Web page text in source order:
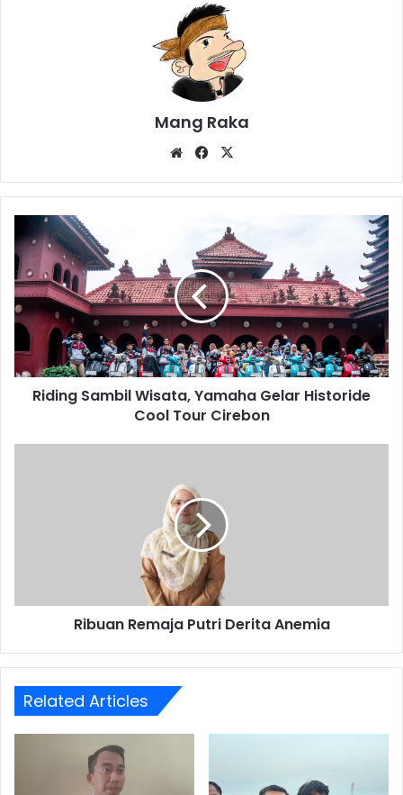
Mang Raka
WebsiteFacebook
Riding
Sambil
Wisata,
Yamaha
Gelar
Historide
Cool
Tour
Cirebon
Riding Sambil Wisata, Yamaha Gelar Historide
Cool Tour Cirebon
Ribuan Remaja Putri Derita Anemia
Related Articles